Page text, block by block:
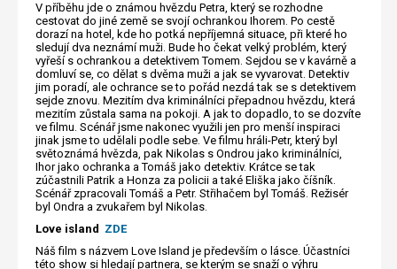
V příběhu jde o známou hvězdu Petra, který se rozhodne
cestovat do jiné země se svojí ochrankou Ihorem. Po cestě
dorazí na hotel, kde ho potká nepříjemná situace, při které ho
sledují dva neznámí muži. Bude ho čekat velký problém, který
vyřeší s ochrankou a detektivem Tomem. Sejdou se v kavárně a
domluví se, co dělat s dvěma muži a jak se vyvarovat. Detektiv
jim poradí, ale ochrance se to pořád nezdá tak se s detektivem
sejde znovu. Mezitím dva kriminálníci přepadnou hvězdu, která
mezitím zůstala sama na pokoji. A jak to dopadlo, to se dozvíte
ve filmu. Scénář jsme nakonec využili jen pro menší inspiraci
jinak jsme to udělali podle sebe. Ve filmu hráli-Petr, který byl
světoznámá hvězda, pak Nikolas s Ondrou jako kriminálníci,
Ihor jako ochranka a Tomáš jako detektiv. Krátce se tak
zúčastnili Patrik a Honza za policii a také Eliška jako číšník.
Scénář zpracovali Tomáš a Petr. Střihačem byl Tomáš. Režisér
byl Ondra a zvukařem byl Nikolas.
Love island ZDE
Náš film s názvem Love Island je především o lásce. Účastníci
této show si hledají partnera, se kterým se snaží o výhru